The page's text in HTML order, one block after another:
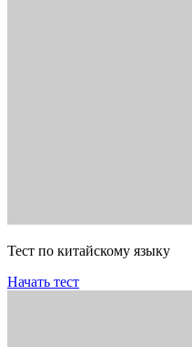
Тест по китайскому языку
Начать тест